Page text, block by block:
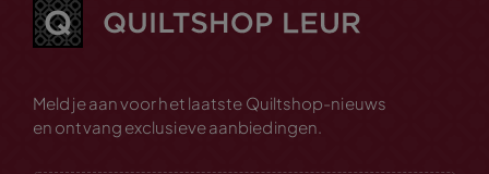
Meld je aan voor het laatste Quiltshop-nieuws
en ontvang exclusieve aanbiedingen.